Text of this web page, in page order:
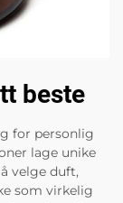
beste
for personlig
lage unike
velge duft,
som virkelig